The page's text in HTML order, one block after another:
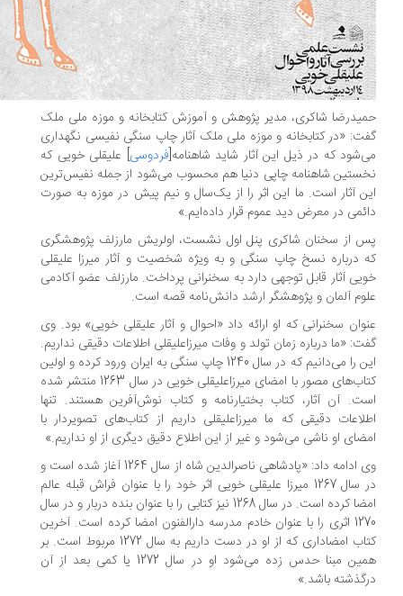
شاکری، مدیر پژوهش و آموزش کتابخانه و موزه ملی ملک
«در کتابخانه و موزه ملی ملک آثار چاپ سنگی نفیسی نگهداری
که در ذیل این آثار شاید شاهنامه[فردوسی] علیقلی خویی که
شاهنامه چاپی دنیا هم محسوب می‌شود از جمله نفیس‌ترین
آثار است. ما این اثر را از یک‌سال و نیم پیش در موزه به صورت
در معرض دید عموم قرار داده‌ایم.»
از سخنان شاکری پنل اول نشست، اولریش مارزلف پژوهشگری
درباره نسخ چاپ سنگی و به ویژه شخصیت و آثار میرزا علیقلی
آثار قابل توجهی دارد به سخنرانی پرداخت. مارزلف عضو آکادمی
آلمان و پژوهشگر ارشد دانش‌نامه قصه است.
سخنرانی‌ که او ارائه داد «احوال و آثار علیقلی خویی» بود. وی
«ما درباره زمان تولد و وفات میرزاعلیقلی اطلاعات دقیقی نداریم.
این را می‌دانیم که در سال 1240 چاپ سنگی به ایران ورود کرده و اولین
کتاب‌های مصور با امضای میرزاعلیقلی خویی در سال 1263 منتشر شده
آن آثار، کتاب‌ بختیارنامه و کتاب نوش‌آفرین هستند. تنها
دقیقی که ما میرزاعلیقلی داریم از کتاب‌های تصویردار با
او ناشی می‌شود و غیر از این اطلاع دقیق دیگری از او نداریم.»
وی ادامه داد: «پادشاهی ناصرالدین شاه از سال 1264 آغاز شده است و
در سال 1267 میرزا علیقلی خویی اثر خود را با عنوان فراش قبله عالم
امضا کرده است. در سال 1268 نیز کتابی را با عنوان بنده دربار و در سال
1270 اثری را با عنوان خادم مدرسه دارالفنون امضا کرده است. آخرین
کتاب امضاداری که از او در دست داریم به سال 1272 مربوط است. بر
همین مبنا حدس زده می‌شود او در سال 1272 یا کمی بعد از آن
باشد.»